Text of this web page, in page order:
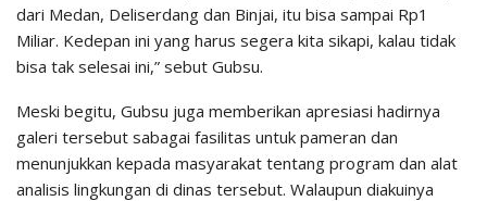
dari Medan, Deliserdang dan Binjai, itu bisa sampai Rp1
Miliar. Kedepan ini yang harus segera kita sikapi, kalau tidak
bisa tak selesai ini,” sebut Gubsu.
Meski begitu, Gubsu juga memberikan apresiasi hadirnya
galeri tersebut sabagai fasilitas untuk pameran dan
menunjukkan kepada masyarakat tentang program dan alat
analisis lingkungan di dinas tersebut. Walaupun diakuinya